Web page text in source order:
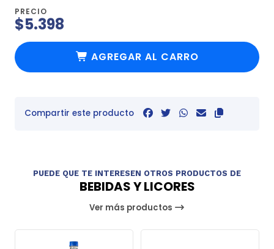
PRECIO
$5.398
AGREGAR AL CARRO
Compartir este producto
PUEDE QUE TE INTERESEN OTROS PRODUCTOS DE
BEBIDAS Y LICORES
Ver más productos